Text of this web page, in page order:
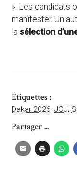
». Les candidats
manifester. Un
la sélection
Étiquettes :
Dakar 2026, JOJ,
Partager ...